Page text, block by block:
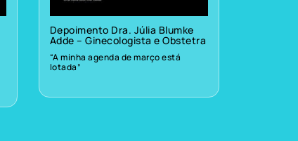
Depoimento Dra. Júlia Blumke
Adde – Ginecologista e Obstetra
“A minha agenda de março está
lotada”